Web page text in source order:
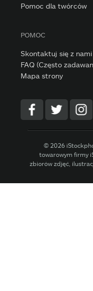
Pomoc dla twórców
POMOC
Skontaktuj się z nami
FAQ (Często
Mapa strony
© 2026
towarowym firmy
zbiorów zdjęć,